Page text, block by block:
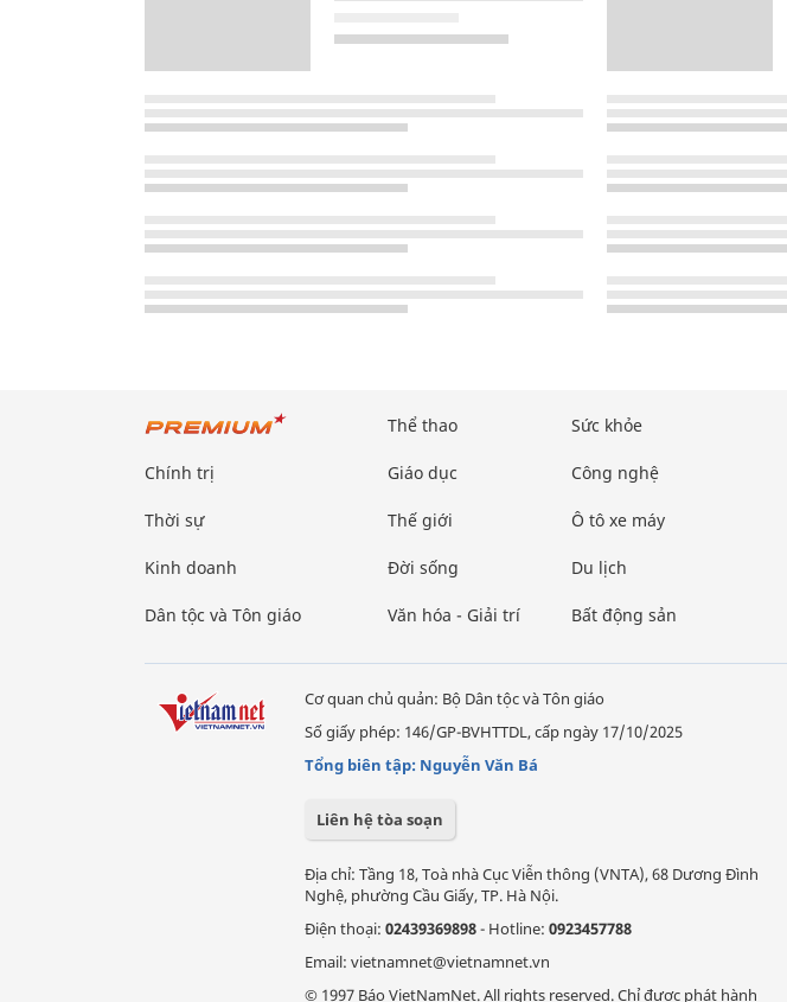
Chính trị
Thời sự
Kinh doanh
Dân tộc và Tôn giáo
Thể thao
Giáo dục
Thế giới
Đời sống
Văn hóa - Giải trí
Sức khỏe
Công nghệ
Ô tô xe máy
Du lịch
Bất động sản
Cơ quan chủ quản: Bộ Dân tộc và Tôn giáo
Số giấy phép: 146/GP-BVHTTDL, cấp ngày 17/10/2025
Tổng biên tập: Nguyễn Văn Bá
Liên hệ tòa soạn
Địa chỉ: Tầng 18, Toà nhà Cục Viễn thông (VNTA), 68 Dương Đình
Nghệ, phường Cầu Giấy, TP. Hà Nội.
Điện thoại: 02439369898- Hotline: 0923457788
Email: vietnamnet@vietnamnet.vn
© 1997 Báo VietNamNet. All rights reserved. Chỉ được phát hành